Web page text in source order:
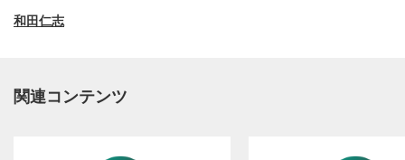
和田仁志
関連コンテンツ